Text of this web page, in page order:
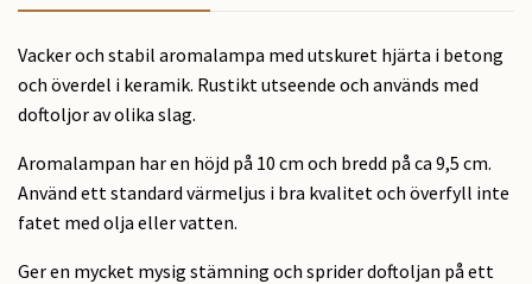
Vacker och stabil aromalampa med utskuret hjärta i betong
och överdel i keramik. Rustikt utseende och används med
doftoljor av olika slag.
Aromalampan har en höjd på 10 cm och bredd på ca 9,5 cm.
Använd ett standard värmeljus i bra kvalitet och överfyll inte
fatet med olja eller vatten.
Ger en mycket mysig stämning och sprider doftoljan på ett